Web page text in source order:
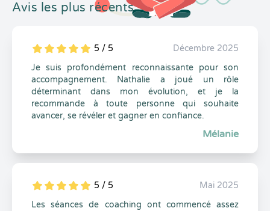
Avis les plus récents
5
1
5
0 5 / 5
Décembre 2025
Je suis profondément reconnaissante pour son
accompagnement. Nathalie a joué un rôle
déterminant dans mon évolution, et je la
recommande à toute personne qui souhaite
avancer, se révéler et gagner en confiance.
Mélanie
5
1
5
0 5 / 5
Mai 2025
Les séances de coaching ont commencé assez